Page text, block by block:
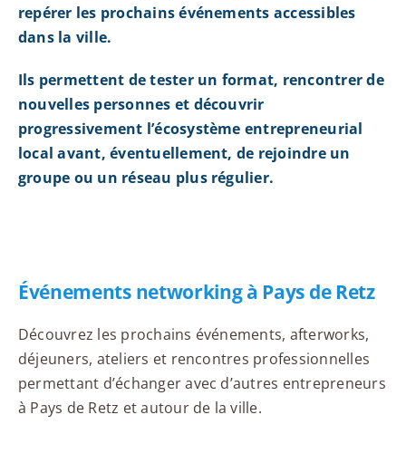
repérer les prochains événements accessibles
dans la ville.
Ils permettent de tester un format, rencontrer de
nouvelles personnes et découvrir
progressivement l’écosystème entrepreneurial
local avant, éventuellement, de rejoindre un
groupe ou un réseau plus régulier.
Événements networking à Pays de Retz
Découvrez les prochains événements, afterworks,
déjeuners, ateliers et rencontres professionnelles
permettant d’échanger avec d’autres entrepreneurs
à Pays de Retz et autour de la ville.